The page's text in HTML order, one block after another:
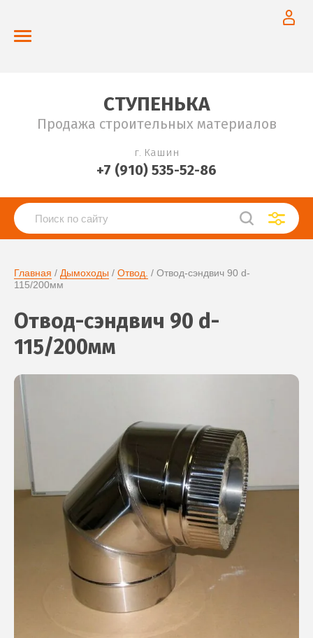
СТУПЕНЬКА
Продажа строительных материалов
г. Кашин
+7 (910) 535-52-86
Главная / Дымоходы / Отвод. / Отвод-сэндвич 90 d-
115/200мм
Отвод-сэндвич 90 d-
115/200мм